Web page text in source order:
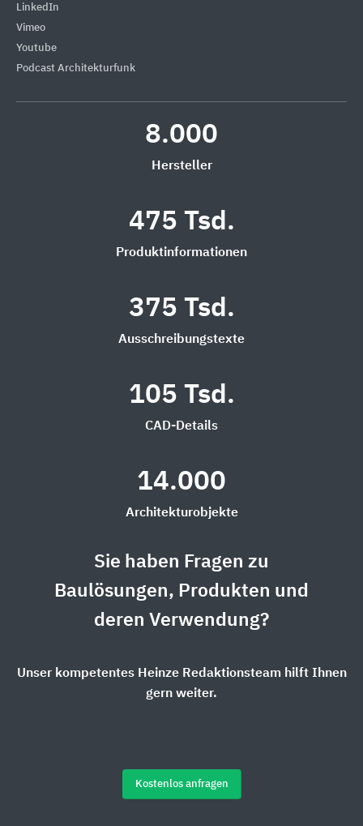
LinkedIn
Vimeo
Youtube
Podcast Architekturfunk
8.000
Hersteller
475 Tsd.
Produktinformationen
375 Tsd.
Ausschreibungstexte
105 Tsd.
CAD-Details
14.000
Architekturobjekte
Sie haben Fragen zu
Baulösungen, Produkten und
deren Verwendung?
Unser kompetentes Heinze Redaktionsteam hilft Ihnen
gern weiter.
Kostenlos anfragen